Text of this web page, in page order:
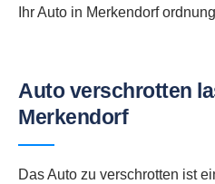
Ihr Auto in Merkendorf
Auto verschrotten
Merkendorf
Das Auto zu verschrotten ist